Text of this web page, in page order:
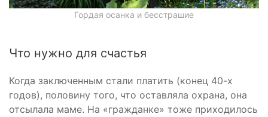
Гордая осанка и бесстрашие
Что нужно для счастья
Когда заключенным стали платить (конец 40-х
годов), половину того, что оставляла охрана, она
отсылала маме. На «гражданке» тоже приходилось